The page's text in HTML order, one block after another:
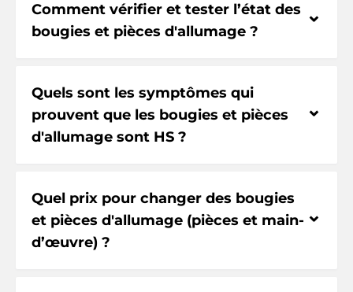
Comment vérifier et tester l’état des
bougies et pièces d'allumage ?
⌃
Quels sont les symptômes qui
prouvent que les bougies et pièces
d'allumage sont HS ?
⌃
Quel prix pour changer des bougies
et pièces d'allumage (pièces et main-
d’œuvre) ?
⌃